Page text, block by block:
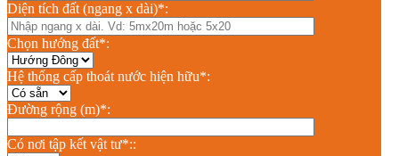
Diện tích đất (ngang x dài)*:
Chọn hướng đất*:
Hệ thống cấp thoát nước hiện hữu*:
Đường rộng (m)*:
Có nơi tập kết vật tư*::